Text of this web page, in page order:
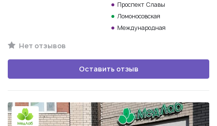
Проспект Славы
Ломоносовская
Международная
Нет отзывов
Оставить отзыв